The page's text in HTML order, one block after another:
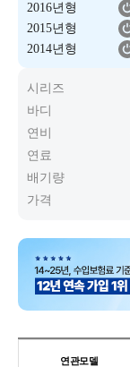
2016년형
2015년형
2014년형
시리즈
바디
연비
연료
배기량
가격
연관모델